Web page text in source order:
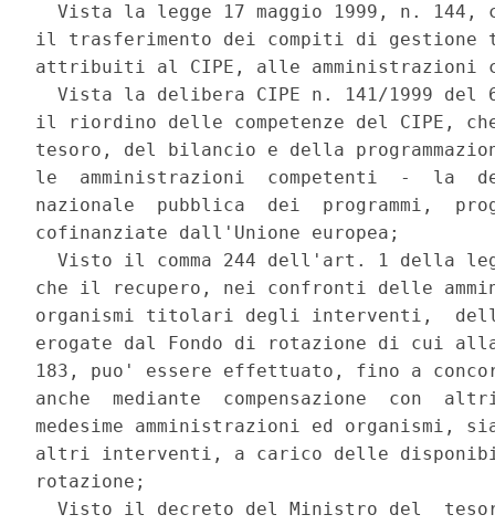
Vista la legge 17 maggio 1999, n. 144,
il trasferimento dei compiti di
attribuiti al CIPE, alle amministrazioni
Vista la delibera CIPE n. 141/1999 del
il riordino delle competenze del CIPE,
tesoro, del bilancio e della
le  amministrazioni  competenti  -  la
nazionale  pubblica  dei  programmi,
cofinanziate dall'Unione europea;
Visto il comma 244 dell'art. 1 della
che il recupero, nei confronti delle
organismi titolari degli interventi,  delle
erogate dal Fondo di rotazione di cui
183, puo' essere effettuato, fino a
anche  mediante  compensazione  con
medesime amministrazioni ed
altri interventi, a carico delle
rotazione;
Visto il decreto del Ministro del